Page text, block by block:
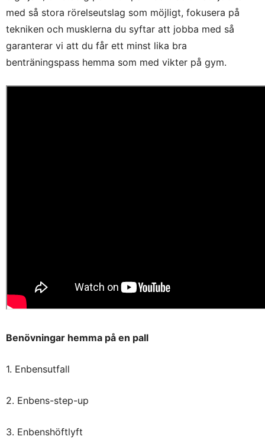
med så stora rörelseutslag som möjligt, fokusera på
tekniken och musklerna du syftar att jobba med så
garanterar vi att du får ett minst lika bra
benträningspass hemma som med vikter på gym.
Benövningar hemma på en pall
1. Enbensutfall
2. Enbens-step-up
3. Enbenshöftlyft